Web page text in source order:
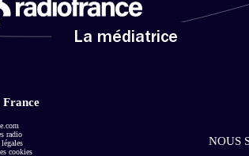
La médiatrice
France
radio
cookies
NOUS